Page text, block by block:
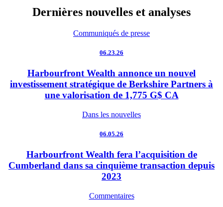
Dernières nouvelles et analyses
Communiqués de presse
06.23.26
Harbourfront Wealth annonce un nouvel
investissement stratégique de Berkshire Partners à
une valorisation de 1,775 G$ CA
Dans les nouvelles
06.05.26
Harbourfront Wealth fera l’acquisition de
Cumberland dans sa cinquième transaction depuis
2023
Commentaires